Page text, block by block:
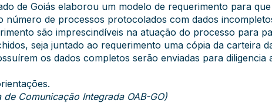
de Goiás elaborou um modelo de requerimento para
de processos protocolados com dados
são imprescindíveis na atuação do processo para
seja juntado ao requerimento uma cópia da carteira
os dados completos serão enviadas para
Comunicação Integrada OAB-GO)